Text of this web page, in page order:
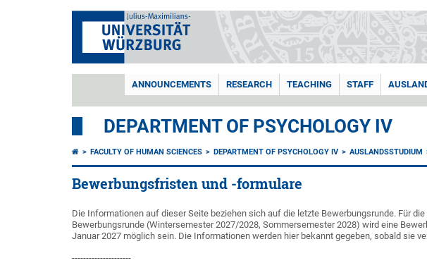
ANNOUNCEMENTS RESEARCH TEACHING STAFF
DEPARTMENT OF PSYCHOLOGY IV
FACULTY OF HUMAN SCIENCES DEPARTMENT OF PSYCHOLOGY IV AUSLANDSSTUDIUM
Bewerbungsfristen und -formulare
Die Informationen auf dieser Seite beziehen sich auf die letzte Bewerbungsrunde. Für
Bewerbungsrunde (Wintersemester 2027/2028, Sommersemester 2028) wird eine
Januar 2027 möglich sein. Die Informationen werden hier bekannt gegeben, sobald sie
---------------------